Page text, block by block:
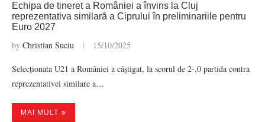
Echipa de tineret a României a învins la Cluj
reprezentativa similară a Ciprului în preliminariile pentru
Euro 2027
by Christian Suciu 15/10/2025
Selecționata U21 a României a câștigat, la scorul de 2-,0 partida contra
reprezentativei similare a…
MAI MULT